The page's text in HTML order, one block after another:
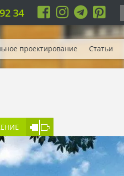
34
проектирование Статьи